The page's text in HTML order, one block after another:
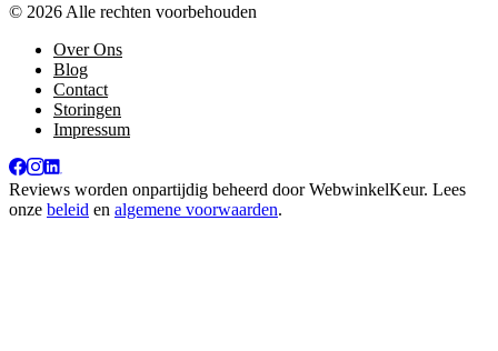
© 2026 Alle rechten voorbehouden
Over Ons
Blog
Contact
Storingen
Impressum
Reviews worden onpartijdig beheerd doorWebwinkelKeur. Lees
onze beleid en algemene voorwaarden.